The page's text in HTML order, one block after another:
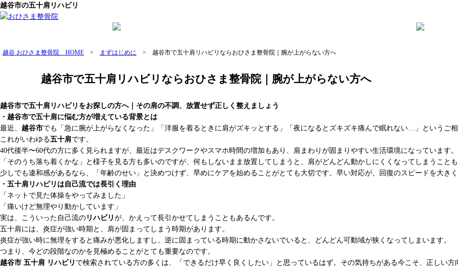
越谷市の五十肩リハビリ
越谷 おひさま整骨院 HOME > まずはじめに > 越谷市で五十肩リハビリならおひさま整骨院｜腕が上がらない方へ
越谷市で五十肩リハビリならおひさま整骨院｜腕が上がらない方へ
越谷市で五十肩リハビリをお探しの方へ｜その肩の不調、放置せず正しく整えましょう
・越谷市で五十肩に悩む方が増えている背景とは
最近、 越谷市でも「急に腕が上がらなくなった」「洋服を着るときに肩がズキッとする」「夜になるとズキズキ痛んで眠れない…」というご相
これがいわゆる五十肩です。
40代後半〜60代の方に多く見られますが、最近はデスクワークやスマホ時間の増加もあり、肩まわりが固まりやすい生活環境になっています。
「そのうち落ち着くかな」と様子を見る方も多いのですが、何もしないまま放置してしまうと、肩がどんどん動かしにくくなってしまうことも
少しでも違和感があるなら、「年齢のせい」と決めつけず、早めにケアを始めることがとても大切です。早い対応が、回復のスピードを大きく
・五十肩リハビリは自己流では長引く理由
「ネットで見た体操をやってみました」
「痛いけど無理やり動かしています」
実は、こういった自己流の リハビリ が、かえって長引かせてしまうこともあるんです。
五十肩には、炎症が強い時期と、肩が固まってしまう時期があります。
炎症が強い時に無理をすると痛みが悪化しますし、逆に固まっている時期に動かさないでいると、どんどん可動域が狭くなってしまいます。
つまり、今どの段階なのかを見極めることがとても重要なのです。
越谷市 五十肩 リハビリ で検索されている方の多くは、「できるだけ早く良くしたい」と思っているはず。その気持ちがある今こそ、正しい方